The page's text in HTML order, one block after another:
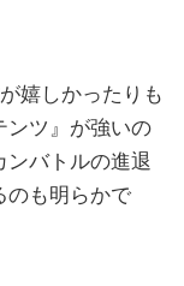
嬉しかったりも
ンツ』が強いの
ンバトルの進退
のも明らかで